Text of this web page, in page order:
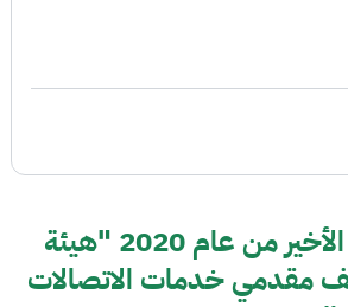
وفق نتائج الربع الأخير من عام 2020 "هيئة
مقدمي خدمات الاتصالات